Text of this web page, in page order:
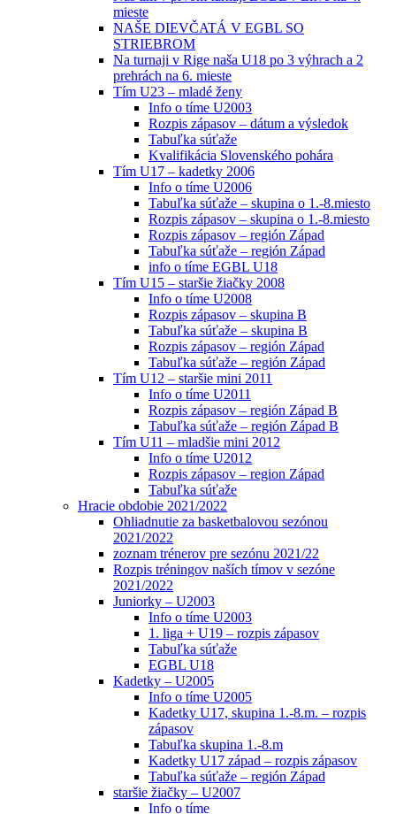
mieste
NAŠE DIEVČATÁ V EGBL SO
STRIEBROM
Na turnaji v Rige naša U18 po 3 výhrach a 2
prehrách na 6. mieste
Tím U23 – mladé ženy
Info o tíme U2003
Rozpis zápasov – dátum a výsledok
Tabuľka súťaže
Kvalifikácia Slovenského pohára
Tím U17 – kadetky 2006
Info o tíme U2006
Tabuľka súťaže – skupina o 1.-8.miesto
Rozpis zápasov – skupina o 1.-8.miesto
Rozpis zápasov – región Západ
Tabuľka súťaže – región Západ
info o tíme EGBL U18
Tím U15 – staršie žiačky 2008
Info o tíme U2008
Rozpis zápasov – skupina B
Tabuľka súťaže – skupina B
Rozpis zápasov – región Západ
Tabuľka súťaže – región Západ
Tím U12 – staršie mini 2011
Info o tíme U2011
Rozpis zápasov – región Západ B
Tabuľka súťaže – región Západ B
Tím U11 – mladšie mini 2012
Info o tíme U2012
Rozpis zápasov – region Západ
Tabuľka súťaže
Hracie obdobie 2021/2022
Ohliadnutie za basketbalovou sezónou
2021/2022
zoznam trénerov pre sezónu 2021/22
Rozpis tréningov naších tímov v sezóne
2021/2022
Juniorky – U2003
Info o tíme U2003
1. liga + U19 – rozpis zápasov
Tabuľka súťaže
EGBL U18
Kadetky – U2005
Info o tíme U2005
Kadetky U17, skupina 1.-8.m. – rozpis
zápasov
Tabuľka skupina 1.-8.m
Kadetky U17 západ – rozpis zápasov
Tabuľka súťaže – región Západ
staršie žiačky – U2007
Info o tíme